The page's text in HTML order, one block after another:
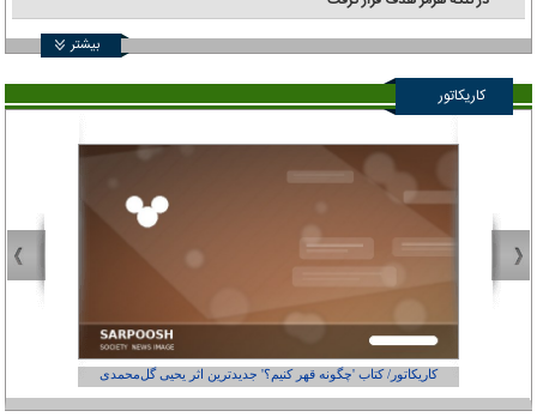
بیشتر
کاریکاتور
کاریکاتور/ کتاب 'چگونه قهر کنیم؟' جدیدترین اثر یحیی گل‌محمدی